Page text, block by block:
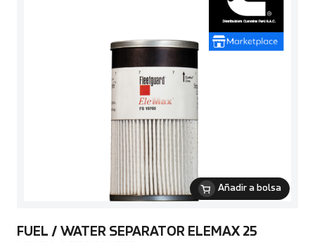
Añadir a bolsa
FUEL / WATER SEPARATOR ELEMAX 25